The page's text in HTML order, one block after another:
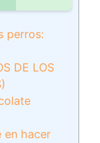
perros:
DE LOS
en hacer